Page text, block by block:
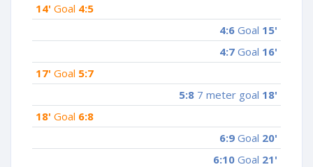
14' Goal 4:5
4:6 Goal 15'
4:7 Goal 16'
17' Goal 5:7
5:8 7 meter goal 18'
18' Goal 6:8
6:9 Goal 20'
6:10 Goal 21'